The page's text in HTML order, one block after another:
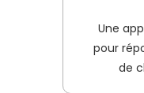
Une
pour
de